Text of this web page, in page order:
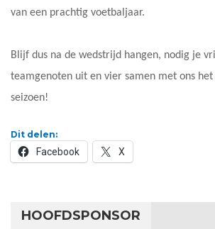
van een prachtig voetbaljaar.
Blijf dus na de wedstrijd hangen, nodig je
teamgenoten uit en vier samen met ons
seizoen!
Dit delen:
Facebook X
HOOFDSPONSOR